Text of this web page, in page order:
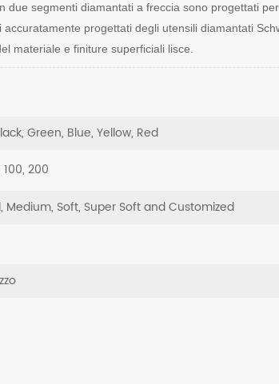
due segmenti diamantati a freccia sono progettati
progettati degli utensili diamantati
materiale e finiture superficiali lisce.
Green, Blue, Yellow, Red
100, 200
Medium, Soft, Super Soft and Customized